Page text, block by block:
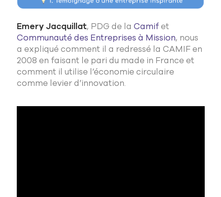
EmeryJacquillat, PDG de laCamifet
Communauté des Entreprises à Mission, nous
aexpliquécomment il a redressé la CAMIF en
2008 en faisant le pari du made in France et
comment il utilise l’économie circulaire